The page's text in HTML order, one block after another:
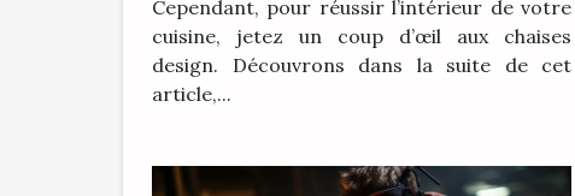
Cependant, pour réussir l’intérieur de votre
cuisine, jetez un coup d’œil aux chaises
design. Découvrons dans la suite de cet
article,...